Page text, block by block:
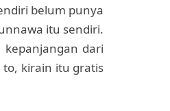
belum punya
itu sendiri.
dari
to, kirain itu gratis